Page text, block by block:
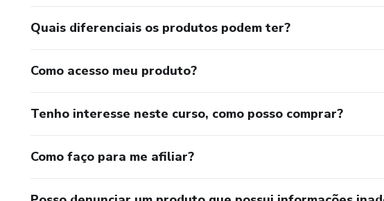
Quais diferenciais os produtos podem ter?
Como acesso meu produto?
Tenho interesse neste curso, como posso comprar?
Como faço para me afiliar?